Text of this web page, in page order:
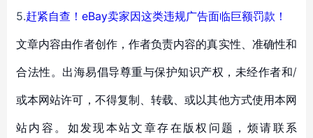
5.赶紧自查！eBay卖家因这类违规广告面临巨额罚款！
文章内容由作者创作，作者负责内容的真实性、准确性和
合法性。出海易倡导尊重与保护知识产权，未经作者和/
或本网站许可，不得复制、转载、或以其他方式使用本网
站内容。如发现本站文章存在版权问题，烦请联系